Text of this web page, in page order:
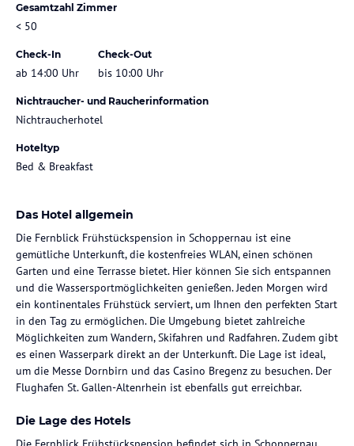
Gesamtzahl Zimmer
< 50
Check-In
ab 14:00 Uhr
Check-Out
bis 10:00 Uhr
Nichtraucher- und Raucherinformation
Nichtraucherhotel
Hoteltyp
Bed & Breakfast
Das Hotel allgemein
Die Fernblick Frühstückspension in Schoppernau ist eine
gemütliche Unterkunft, die kostenfreies WLAN, einen schönen
Garten und eine Terrasse bietet. Hier können Sie sich entspannen
und die Wassersportmöglichkeiten genießen. Jeden Morgen wird
ein kontinentales Frühstück serviert, um Ihnen den perfekten Start
in den Tag zu ermöglichen. Die Umgebung bietet zahlreiche
Möglichkeiten zum Wandern, Skifahren und Radfahren. Zudem gibt
es einen Wasserpark direkt an der Unterkunft. Die Lage ist ideal,
um die Messe Dornbirn und das Casino Bregenz zu besuchen. Der
Flughafen St. Gallen-Altenrhein ist ebenfalls gut erreichbar.
Die Lage des Hotels